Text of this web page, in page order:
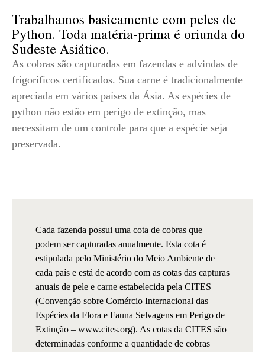
Trabalhamos basicamente com peles de
Python. Toda matéria-prima é oriunda do
Sudeste Asiático.
As cobras são capturadas em fazendas e advindas de
frigoríficos certificados. Sua carne é tradicionalmente
apreciada em vários países da Ásia. As espécies de
python não estão em perigo de extinção, mas
necessitam de um controle para que a espécie seja
preservada.
Cada fazenda possui uma cota de cobras que
podem ser capturadas anualmente. Esta cota é
estipulada pelo Ministério do Meio Ambiente de
cada país e está de acordo com as cotas das capturas
anuais de pele e carne estabelecida pela CITES
(Convenção sobre Comércio Internacional das
Espécies da Flora e Fauna Selvagens em Perigo de
Extinção – www.cites.org). As cotas da CITES são
determinadas conforme a quantidade de cobras